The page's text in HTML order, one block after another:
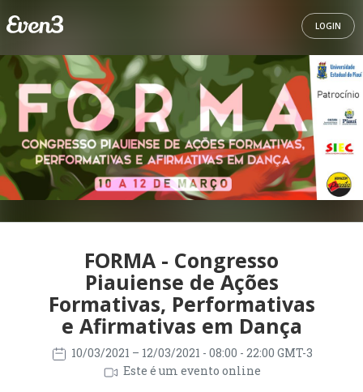
LOGIN
FORMA - Congresso
Piauiense de Ações
Formativas, Performativas
e Afirmativas em Dança
10/03/2021 – 12/03/2021 - 08:00 - 22:00 GMT-3
Este é um evento online